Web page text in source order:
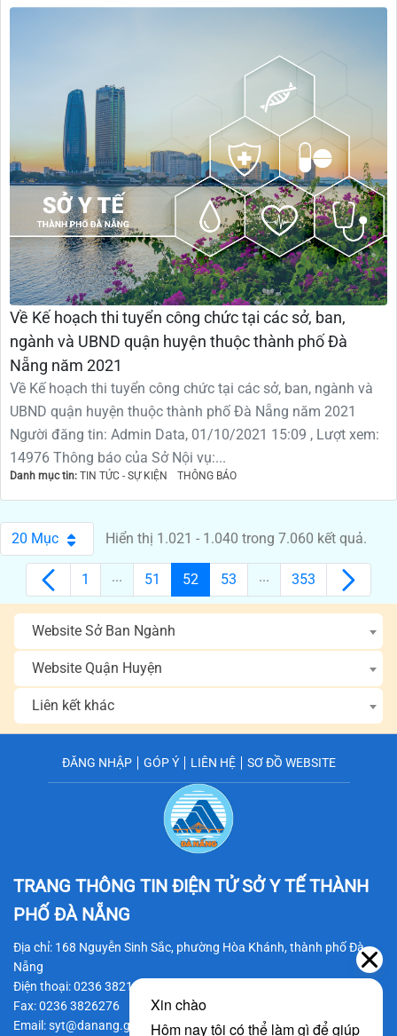
Về Kế hoạch thi tuyển công chức tại các sở, ban,
ngành và UBND quận huyện thuộc thành phố Đà
Nẵng năm 2021
Về Kế hoạch thi tuyển công chức tại các sở, ban, ngành và
UBND quận huyện thuộc thành phố Đà Nẵng năm 2021
Người đăng tin: Admin Data, 01/10/2021 15:09 , Lượt xem:
14976 Thông báo của Sở Nội vụ:...
Danh mục tin: TIN TỨC - SỰ KIỆN THÔNG BÁO
20 MụcPer Page Hiển thị 1.021 - 1.040 trong 7.060 kết quả.
Các trang trên cổng
1 ...
Các trang trên cổng
51 Các trang trên cổng
52 Các trang trên cổng
53 ...
Các trang trên
353
Website Sở Ban Ngành
Website Quận Huyện
Liên kết khác
ĐĂNG NHẬP GÓP Ý LIÊN HỆ SƠ ĐỒ WEBSITE
TRANG THÔNG TIN ĐIỆN TỬ SỞ Y TẾTHÀNH
PHỐ ĐÀ NẴNG
Địa chỉ: 168 Nguyễn Sinh Sắc, phường Hòa Khánh, thành phố Đà
Nẵng
Điện thoại: 0236 3821206
Fax: 0236 3826276
Email: syt@danang.gov.vn